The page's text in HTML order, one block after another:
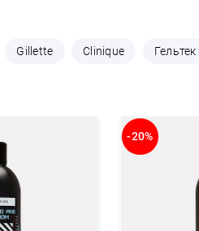
Gillette Clinique Гельтек
-20%